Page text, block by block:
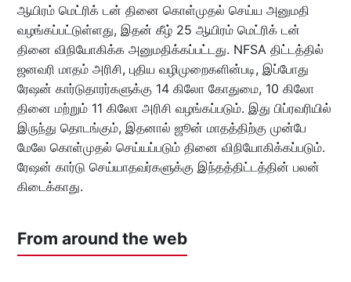
ஆயிரம் மெட்ரிக் டன் தினை கொள்முதல் செய்ய அனுமதி
வழங்கப்பட்டுள்ளது, இதன் கீழ் 25 ஆயிரம் மெட்ரிக் டன்
தினை விநியோகிக்க அனுமதிக்கப்பட்டது. NFSA திட்டத்தில்
ஜனவரி மாதம் அரிசி, புதிய வழிமுறைகளின்படி, இப்போது
ரேஷன் கார்டுதாரர்களுக்கு 14 கிலோ கோதுமை, 10 கிலோ
தினை மற்றும் 11 கிலோ அரிசி வழங்கப்படும். இது பிப்ரவரியில்
இருந்து தொடங்கும், இதனால் ஜூன் மாதத்திற்கு முன்பே
மேலே கொள்முதல் செய்யப்படும் தினை விநியோகிக்கப்படும்.
ரேஷன் கார்டு செய்யாதவர்களுக்கு இந்தத்திட்டத்தின் பலன்
கிடைக்காது.
From around the web